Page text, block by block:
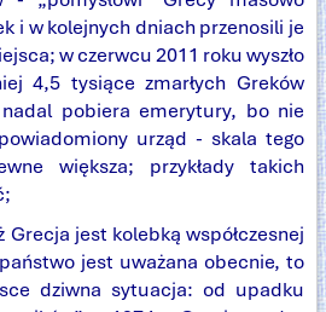
i w kolejnych dniach przenosili je
w czerwcu 2011 roku wyszło
4,5 tysiące zmarłych Greków
pobiera emerytury, bo nie
urząd - skala tego
większa; przykłady takich
Grecja jest kolebką współczesnej
jest uważana obecnie, to
dziwna sytuacja: od upadku